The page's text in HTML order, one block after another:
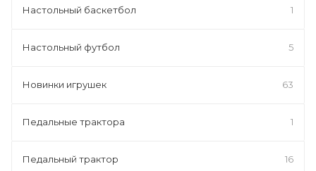
Настольный баскетбол 1
Настольный футбол 5
Новинки игрушек 63
Педальные трактора 1
Педальный трактор 16